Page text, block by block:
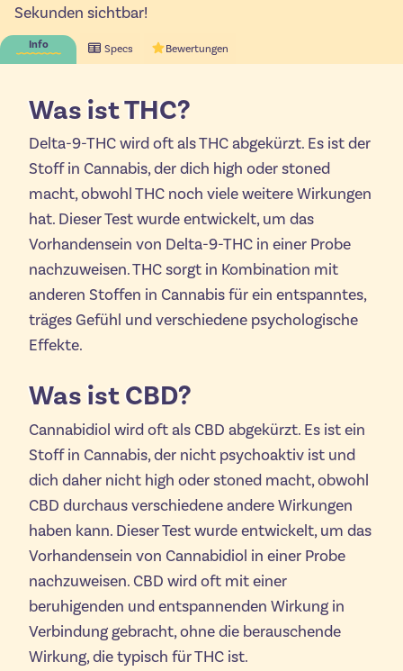
Sekunden sichtbar!
Info Specs Bewertungen
Was ist THC?
Delta-9-THC wird oft als THC abgekürzt. Es ist der
Stoff in Cannabis, der dich high oder stoned
macht, obwohl THC noch viele weitere Wirkungen
hat. Dieser Test wurde entwickelt, um das
Vorhandensein von Delta-9-THC in einer Probe
nachzuweisen. THC sorgt in Kombination mit
anderen Stoffen in Cannabis für ein entspanntes,
träges Gefühl und verschiedene psychologische
Effekte.
Was ist CBD?
Cannabidiol wird oft als CBD abgekürzt. Es ist ein
Stoff in Cannabis, der nicht psychoaktiv ist und
dich daher nicht high oder stoned macht, obwohl
CBD durchaus verschiedene andere Wirkungen
haben kann. Dieser Test wurde entwickelt, um das
Vorhandensein von Cannabidiol in einer Probe
nachzuweisen. CBD wird oft mit einer
beruhigenden und entspannenden Wirkung in
Verbindung gebracht, ohne die berauschende
Wirkung, die typisch für THC ist.